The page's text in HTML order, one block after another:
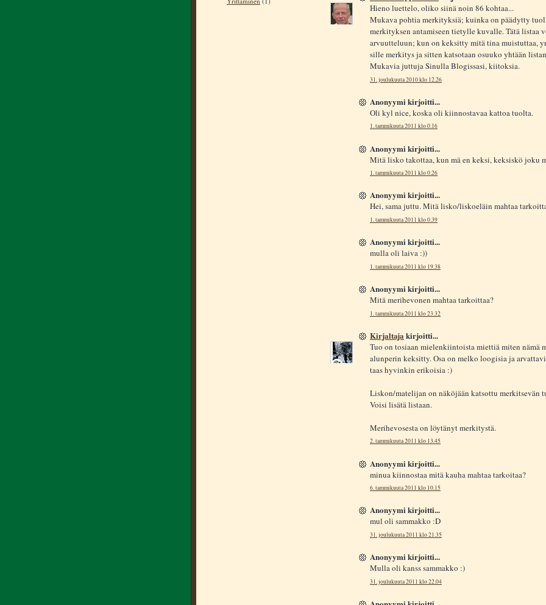
Hieno luettelo, oliko siinä noin 86 kohtaa...
Mukava pohtia merkityksiä; kuinka on päädytty
merkityksen antamiseen tietylle kuvalle. Tätä listaa
arvuutteluun; kun on keksitty mitä tina muistuttaa,
sille merkitys ja sitten katsotaan osuuko yhtään
Mukavia juttuja Sinulla Blogissasi, kiitoksia.
31. joulukuuta 2010 klo 12.26
Anonyymi kirjoitti...
Oli kyl nice, koska oli kiinnostavaa kattoa tuolta.
1. tammikuuta 2011 klo 0.16
Anonyymi kirjoitti...
Mitä lisko takottaa, kun mä en keksi, keksiskö joku
1. tammikuuta 2011 klo 0.26
Anonyymi kirjoitti...
Hei, sama juttu. Mitä lisko/liskoeläin mahtaa
1. tammikuuta 2011 klo 0.39
Anonyymi kirjoitti...
mulla oli laiva :))
1. tammikuuta 2011 klo 19.38
Anonyymi kirjoitti...
Mitä merihevonen mahtaa tarkoittaa?
1. tammikuuta 2011 klo 23.32
Kirjaltaja kirjoitti...
Tuo on tosiaan mielenkiintoista miettiä miten nämä
alunperin keksitty. Osa on melko loogisia ja
taas hyvinkin erikoisia :)
Liskon/matelijan on näköjään katsottu merkitsevän
Voisi lisätä listaan.
Merihevosesta on löytänyt merkitystä.
2. tammikuuta 2011 klo 13.45
Anonyymi kirjoitti...
minua kiinnostaa mitä kauha mahtaa tarkoitaa?
6. tammikuuta 2011 klo 10.15
Anonyymi kirjoitti...
mul oli sammakko :D
31. joulukuuta 2011 klo 21.35
Anonyymi kirjoitti...
Mulla oli kanss sammakko :)
31. joulukuuta 2011 klo 22.04